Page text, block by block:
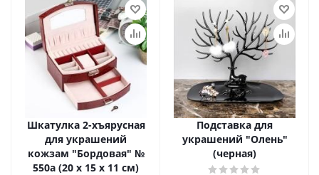
Шкатулка 2-хъярусная
для украшений
кожзам "Бордовая" №
550а (20 х 15 х 11 см)
Подставка для
украшений "Олень"
(черная)